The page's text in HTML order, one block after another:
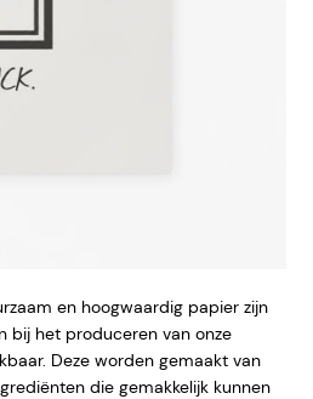
en hoogwaardig papier zijn
bij het produceren van onze
Deze worden gemaakt van
die gemakkelijk kunnen